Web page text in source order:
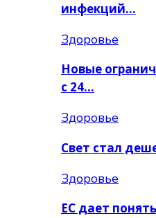
инфекций…
Здоровье
Новые
с 24…
Здоровье
Свет стал
Здоровье
ЕС дает